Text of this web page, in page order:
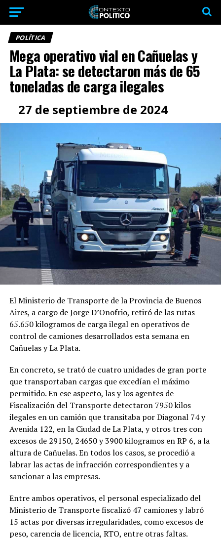
POLÍTICA
Mega operativo vial en Cañuelas y
La Plata: se detectaron más de 65
toneladas de carga ilegales
27 de septiembre de 2024
El Ministerio de Transporte de la Provincia de Buenos
Aires, a cargo de Jorge D’Onofrio, retiró de las rutas
65.650 kilogramos de carga ilegal en operativos de
control de camiones desarrollados esta semana en
Cañuelas y La Plata.
En concreto, se trató de cuatro unidades de gran porte
que transportaban cargas que excedían el máximo
permitido. En ese aspecto, las y los agentes de
Fiscalización del Transporte detectaron 7950 kilos
ilegales en un camión que transitaba por Diagonal 74 y
Avenida 122, en la Ciudad de La Plata, y otros tres con
excesos de 29150, 24650 y 3900 kilogramos en RP 6, a la
altura de Cañuelas. En todos los casos, se procedió a
labrar las actas de infracción correspondientes y a
sancionar a las empresas.
Entre ambos operativos, el personal especializado del
Ministerio de Transporte fiscalizó 47 camiones y labró
15 actas por diversas irregularidades, como excesos de
peso, carencia de licencia, RTO, entre otras faltas.